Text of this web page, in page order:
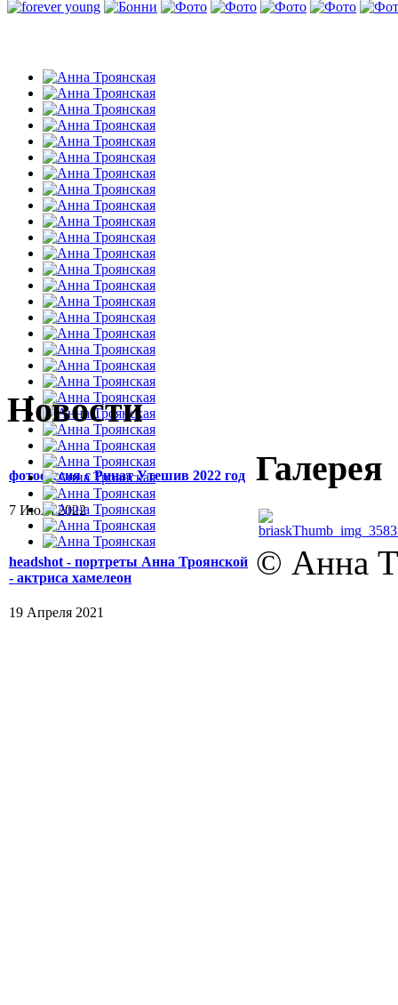
Новости
фотосессия с Ринат Утешив 2022 год
7 Июля 2022
headshot - портреты Анна Троянской
- актриса хамелеон
19 Апреля 2021
Галерея
© Анна